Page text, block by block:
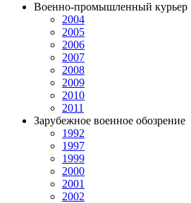
Военно-промышленный курьер
2004
2005
2006
2007
2008
2009
2010
2011
Зарубежное военное обозрение
1992
1997
1999
2000
2001
2002